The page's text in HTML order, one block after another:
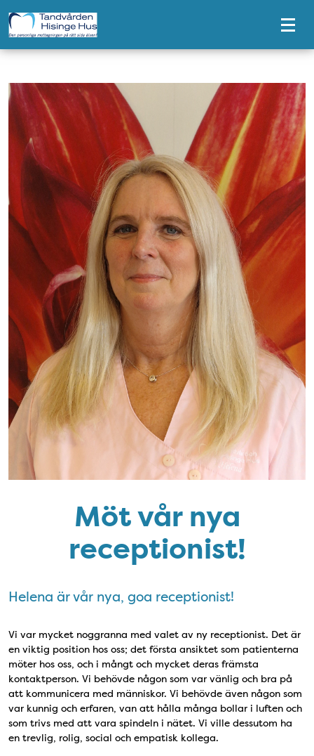
Tillgänglighetsmeny
Möt vår nya
receptionist!
Helena är vår nya, goa receptionist!
Vi var mycket noggranna med valet av ny receptionist. Det är
en viktig position hos oss; det första ansiktet som patienterna
möter hos oss, och i mångt och mycket deras främsta
kontaktperson. Vi behövde någon som var vänlig och bra på
att kommunicera med människor. Vi behövde även någon som
var kunnig och erfaren, van att hålla många bollar i luften och
som trivs med att vara spindeln i nätet. Vi ville dessutom ha
en trevlig, rolig, social och empatisk kollega.